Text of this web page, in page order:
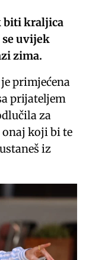
biti kraljica
se uvijek
zima.
primjećena
prijateljem
za
koji bi te
iz